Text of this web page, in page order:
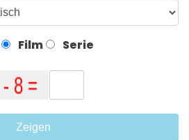
Film Serie
Zeigen